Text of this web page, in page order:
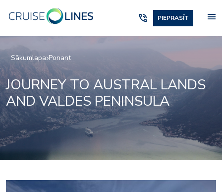
phone_in_talk PIEPRASĪT menu
Sākumlapa Ponant
JOURNEY TO AUSTRAL LANDS
AND VALDES PENINSULA